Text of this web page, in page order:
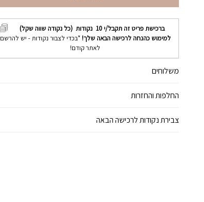
ברכישת פריט זה תקבל/י10 נקודות (כל נקודה שווה שקל)
למימוש כהנחה לרכישה הבאה שלך! *בכדי לצבור נקודות - יש להרשם
לאתר קודם!
משלוחים
החלפות והחזרות
צבירת נקודות לרכישה הבאה